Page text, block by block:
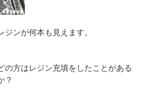
ンが何本も見えます。
の方はレジン充填をしたことがある
？